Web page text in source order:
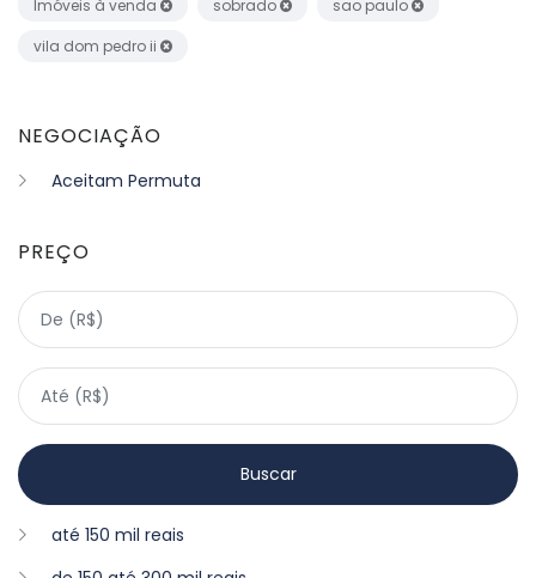
Imóveis à venda sobrado
sao paulo
vila dom pedro ii
NEGOCIAÇÃO
Aceitam Permuta
PREÇO
até 150 mil reais